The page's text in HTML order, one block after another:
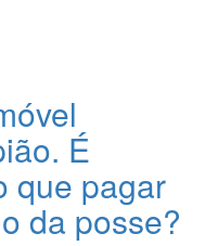
É
que pagar
da posse?